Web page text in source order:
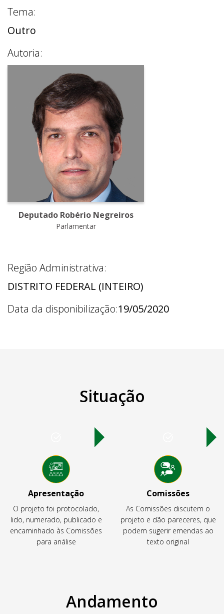
Tema:
Outro
Autoria:
Deputado Robério Negreiros
Parlamentar
Região Administrativa:
DISTRITO FEDERAL (INTEIRO)
Data da disponibilização:19/05/2020
Situação
Apresentação
O projeto foi protocolado,
lido, numerado, publicado e
encaminhado às Comissões
para análise
Comissões
As Comissões discutem o
projeto e dão pareceres, que
podem sugerir emendas ao
texto original
Andamento